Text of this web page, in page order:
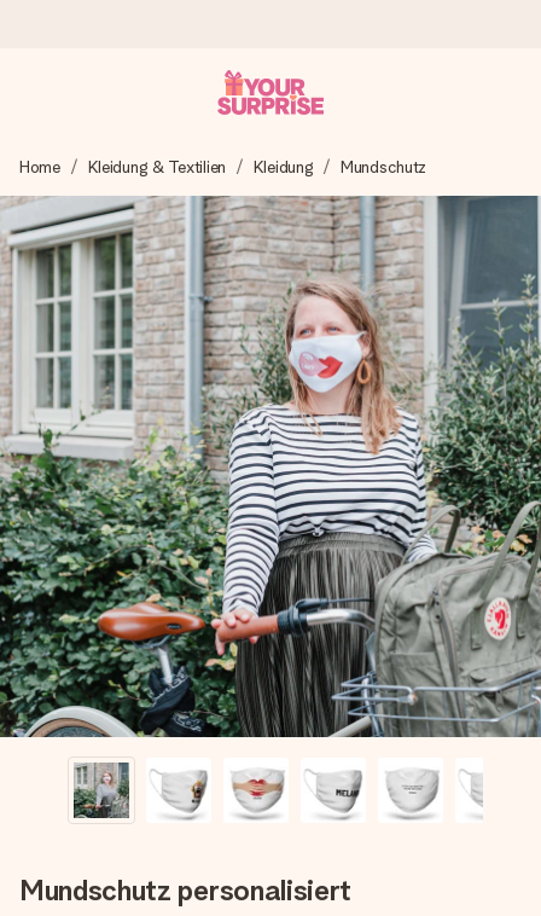
Wir bereiten dein Geschenk sorgfältig vor und schicken es
blitzschnell – damit du es genau zum richtigen Zeitpunkt
überreichen kannst, wenn es am meisten zählt.
4,8 (basierend auf +15.000 Bewertungen)
Unsere Geschenke begeistern. Kunden bewerten uns mit
4,8 bei Google Reviews (Gesamtergebnis aller Länder, in
die wir versenden).
Mit Liebe gemacht, im Handumdrehen
Erstelle etwas Einzigartiges in wenigen Schritten – mit
ihrem Namen, deinem Foto oder einer Nachricht von
Herzen. Kein Stress, nur pure Liebe für den perfekten
Moment.
Home Kleidung & Textilien Kleidung Mundschutz
Mundschutz personalisiert